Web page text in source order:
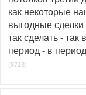
как некоторые
выгодные сделки
так сделать - так
период - в
(8713)